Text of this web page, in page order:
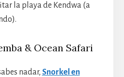
la playa de Kendwa (a
& Ocean Safari
nadar, Snorkel en